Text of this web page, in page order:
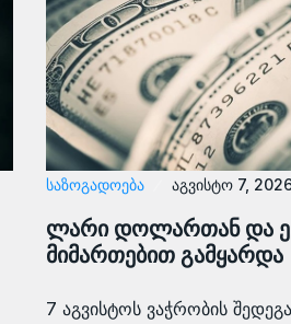
ᲡᲐᲖᲝᲒᲐᲓᲝᲔᲑᲐ აგვისტო 7,
ლარი დოლართან და
მიმართებით გამყარდა
7 აგვისტოს ვაჭრობის